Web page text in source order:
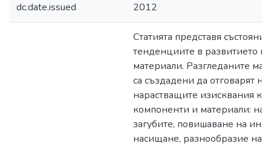
dc.date.issued 2012
Статията представя
тенденциите в развитието
материали. Разгледаните
са създадени да отговарят
нарастващите изисквания
компоненти и материали:
загубите, повишаване на
насищане, разнообразие на